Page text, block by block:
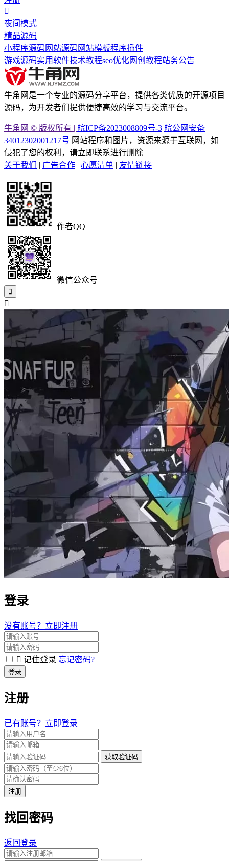
夜间模式
精品源码
小程序源码 网站源码 网站模板程序插件
游戏源码实用软件技术教程seo优化网创教程站务公告
牛角网是一个专业的源码分享平台，提供各类优质的开源项目
源码，为开发者们提供便捷高效的学习与交流平台。
牛角网 © 版权所有 | 皖ICP备2023008809号-3 皖公网安备
34012302001217号 网站程序和图片，资源来源于互联网，如
侵犯了您的权利，请立即联系进行删除
关于我们
| 广告合作 | 心愿清单 | 友情链接
作者QQ
微信公众号
登录
没有账号？立即注册
记住登录 忘记密码?
登录
注册
已有账号？立即登录
获取验证码
注册
找回密码
返回登录